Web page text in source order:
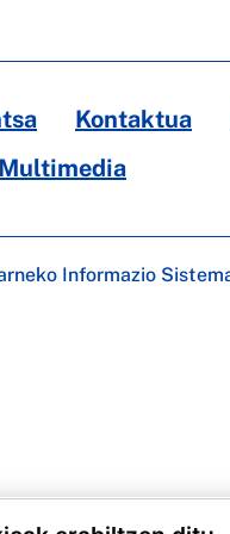
Kontaktua
Multimedia
Informazio